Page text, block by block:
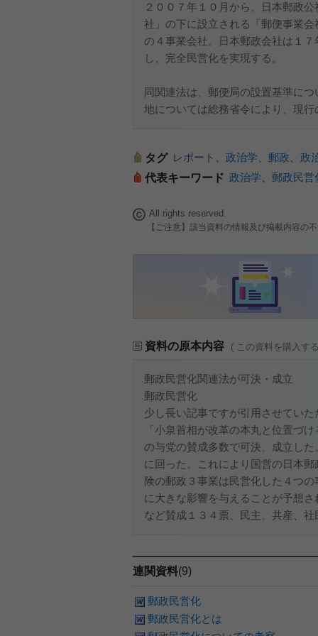
２００７年１０月から、日本郵政
社」の下に設立される「郵便事業
の４事業会社。日本郵政会社は１
し、完全民営化を実現する。
同関連法は、郵便局の設置基準に
地については総務省令により、現
タグ レポート 政治学 郵政
政
代表キーワード 政治学 郵政民営
All rights reserved.
【ご注意】該当資料の情報及び掲載内容の
資料の原本内容 ( この資料を購入す
郵政民営化関連法が可決・成立
郵政民営化
少し長い記事ですが引用させていた
「小泉首相が改革の本丸と位置づ
の与党の賛成多数で可決、成立し
に回った。これにより国営の日本
険の郵政３事業は民営化した４つ
に大きな影響を与えることが予想
など賛成１３４票、民主、共産、
連関資料(9)
郵政民営化
郵政民営化とは